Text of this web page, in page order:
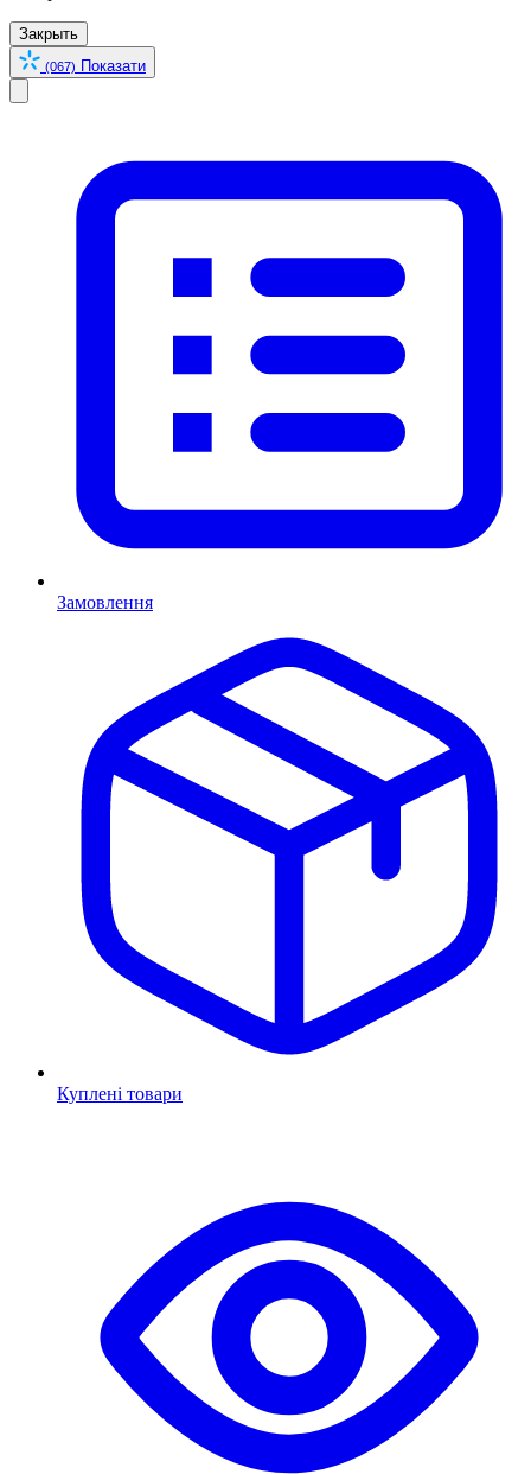
Закрыть
(067) Показати
Замовлення
Куплені товари